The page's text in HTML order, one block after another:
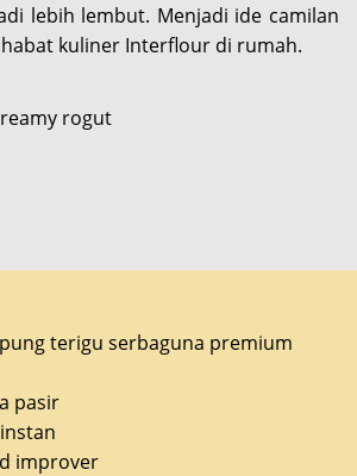
lebih lembut. Menjadi ide camilan
kuliner Interflour di rumah.
terigu serbaguna premium
pasir
improver